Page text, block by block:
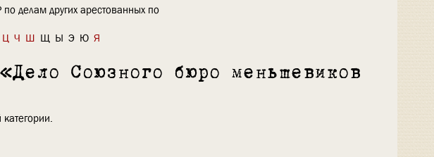
делам других арестованных по
Ц Ч Ш Щ Ы Э Ю Я
Союзного бюро меньшевиков